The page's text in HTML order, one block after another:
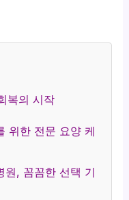
복의 시작
위한 전문 요양 케
원, 꼼꼼한 선택 기